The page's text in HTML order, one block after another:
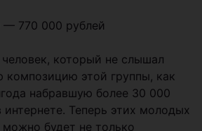
— 770 000 рублей
который не слышал
композицию этой группы, как
набравшую более 30 000
Теперь этих молодых
можно будет не только